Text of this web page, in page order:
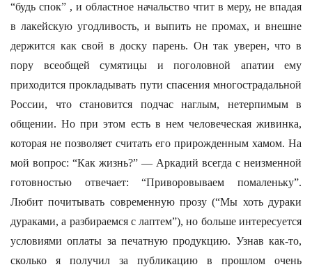
“будь спок” , и областное начальство чтит в меру, не впадая
в лакейскую угодливость, и выпить не промах, и внешне
держится как свой в доску парень. Он так уверен, что в
пору всеобщей сумятицы и поголовной апатии ему
приходится прокладывать пути спасения многострадальной
России, что становится подчас наглым, нетерпимым в
общении. Но при этом есть в нем человеческая живинка,
которая не позволяет считать его прирожденным хамом. На
мой вопрос: “Как жизнь?” — Аркадий всегда с неизменной
готовностью отвечает: “Приворовываем помаленьку”.
Любит почитывать современную прозу (“Мы хоть дураки
дураками, а разбираемся с лаптем”), но больше интересуется
условиями оплаты за печатную продукцию. Узнав как-то,
сколько я получил за публикацию в прошлом очень